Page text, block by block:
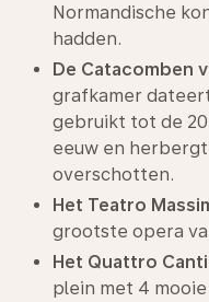
Normandische
hadden.
De Catacomben
grafkamer
gebruikt tot de
eeuw en
overschotten.
Het Teatro
grootste opera
Het Quattro
plein met 4